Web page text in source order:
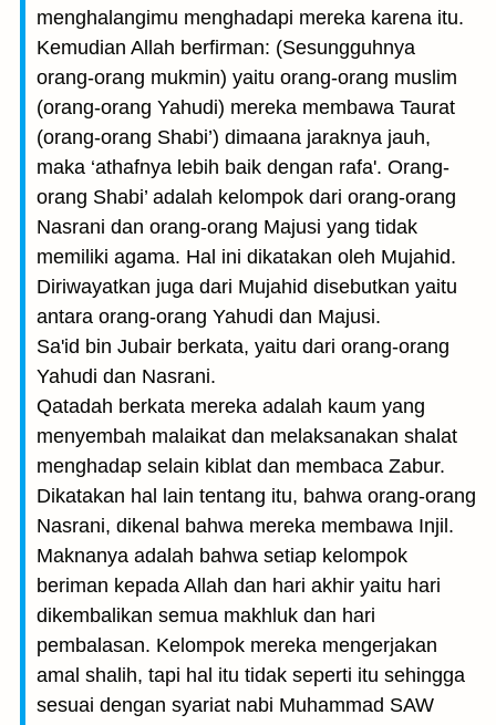
menghalangimu menghadapi mereka karena itu.
Kemudian Allah berfirman: (Sesungguhnya
orang-orang mukmin) yaitu orang-orang muslim
(orang-orang Yahudi) mereka membawa Taurat
(orang-orang Shabi’) dimaana jaraknya jauh,
maka ‘athafnya lebih baik dengan rafa'. Orang-
orang Shabi’ adalah kelompok dari orang-orang
Nasrani dan orang-orang Majusi yang tidak
memiliki agama. Hal ini dikatakan oleh Mujahid.
Diriwayatkan juga dari Mujahid disebutkan yaitu
antara orang-orang Yahudi dan Majusi.
Sa'id bin Jubair berkata, yaitu dari orang-orang
Yahudi dan Nasrani.
Qatadah berkata mereka adalah kaum yang
menyembah malaikat dan melaksanakan shalat
menghadap selain kiblat dan membaca Zabur.
Dikatakan hal lain tentang itu, bahwa orang-orang
Nasrani, dikenal bahwa mereka membawa Injil.
Maknanya adalah bahwa setiap kelompok
beriman kepada Allah dan hari akhir yaitu hari
dikembalikan semua makhluk dan hari
pembalasan. Kelompok mereka mengerjakan
amal shalih, tapi hal itu tidak seperti itu sehingga
sesuai dengan syariat nabi Muhammad SAW